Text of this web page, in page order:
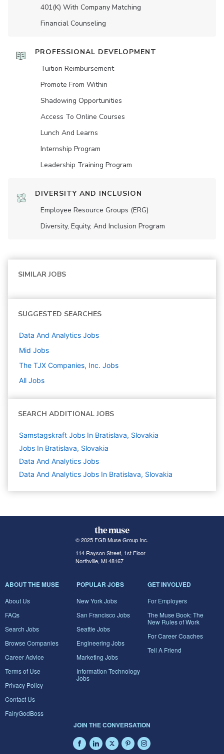
401(K) With Company Matching
Financial Counseling
PROFESSIONAL DEVELOPMENT
Tuition Reimbursement
Promote From Within
Shadowing Opportunities
Access To Online Courses
Lunch And Learns
Internship Program
Leadership Training Program
DIVERSITY AND INCLUSION
Employee Resource Groups (ERG)
Diversity, Equity, And Inclusion Program
SIMILAR JOBS
SUGGESTED SEARCHES
Data And Analytics Jobs
Mid Jobs
The TJX Companies, Inc. Jobs
All Jobs
SEARCH ADDITIONAL JOBS
Samstagskraft Jobs In Bratislava, Slovakia
Jobs In Bratislava, Slovakia
Data And Analytics Jobs
Data And Analytics Jobs In Bratislava, Slovakia
© 2025 FGB Muse Group Inc.
114 Rayson Street, 1st Floor
Northville, MI 48167
ABOUT THE MUSE
About Us
FAQs
Search Jobs
Browse Companies
Career Advice
Terms of Use
Privacy Policy
Contact Us
FairyGodBoss
POPULAR JOBS
New York Jobs
San Francisco Jobs
Seattle Jobs
Engineering Jobs
Marketing Jobs
Information Technology
Jobs
GET INVOLVED
For Employers
The Muse Book: The
New Rules of Work
For Career Coaches
Tell A Friend
JOIN THE CONVERSATION